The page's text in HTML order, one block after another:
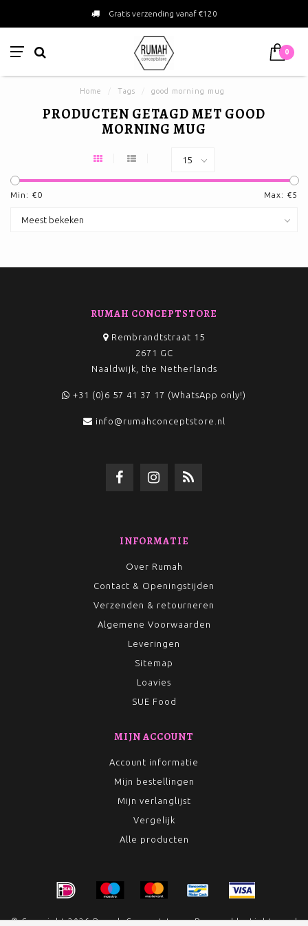
Gratis verzending vanaf €120
0
Home Tags good morning mug
PRODUCTEN GETAGD MET GOOD
MORNING MUG
Min: €0 Max: €5
RUMAH CONCEPTSTORE
Rembrandtstraat 15
2671 GC
Naaldwijk, the Netherlands
+31 (0)6 57 41 37 17 (WhatsApp only!)
info@rumahconceptstore.nl
INFORMATIE
Over Rumah
Contact & Openingstijden
Verzenden & retourneren
Algemene Voorwaarden
Leveringen
Sitemap
Loavies
SUE Food
MIJN ACCOUNT
Account informatie
Mijn bestellingen
Mijn verlanglijst
Vergelijk
Alle producten
© Copyright 2026 Rumah Conceptstore - Powered byLightspeed